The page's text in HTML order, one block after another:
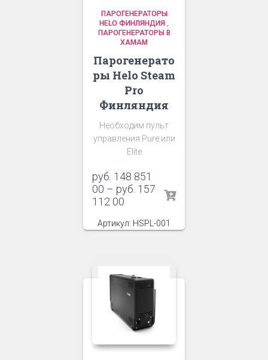
ПАРОГЕНЕРАТОРЫ
HELO ФИНЛЯНДИЯ ,
ПАРОГЕНЕРАТОРЫ В
ХАМАМ
Парогенерато
ры Helo Steam
Pro
Финляндия
Необходим пульт
управления Pure или
Elite
руб. 148 851
00 – руб. 157
112 00
Артикул: HSPL-001